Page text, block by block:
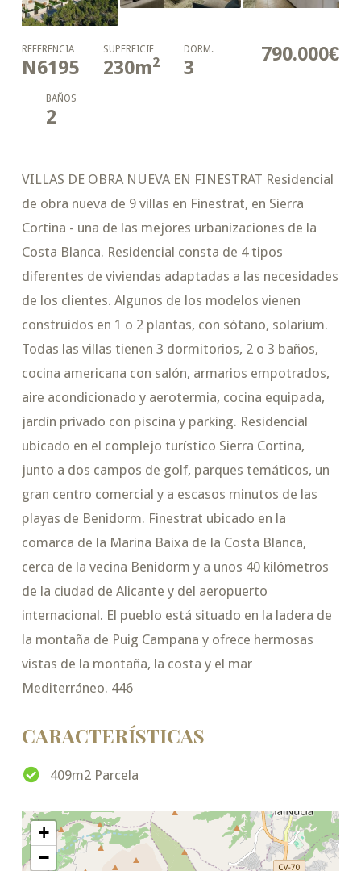
790.000€
REFERENCIA
N6195
SUPERFICIE
230m2
DORM.
3
BAÑOS
2
VILLAS DE OBRA NUEVA EN FINESTRAT Residencial
de obra nueva de 9 villas en Finestrat, en Sierra
Cortina - una de las mejores urbanizaciones de la
Costa Blanca. Residencial consta de 4 tipos
diferentes de viviendas adaptadas a las necesidades
de los clientes. Algunos de los modelos vienen
construidos en 1 o 2 plantas, con sótano, solarium.
Todas las villas tienen 3 dormitorios, 2 o 3 baños,
cocina americana con salón, armarios empotrados,
aire acondicionado y aerotermia, cocina equipada,
jardín privado con piscina y parking. Residencial
ubicado en el complejo turístico Sierra Cortina,
junto a dos campos de golf, parques temáticos, un
gran centro comercial y a escasos minutos de las
playas de Benidorm. Finestrat ubicado en la
comarca de la Marina Baixa de la Costa Blanca,
cerca de la vecina Benidorm y a unos 40 kilómetros
de la ciudad de Alicante y del aeropuerto
internacional. El pueblo está situado en la ladera de
la montaña de Puig Campana y ofrece hermosas
vistas de la montaña, la costa y el mar
Mediterráneo. 446
CARACTERÍSTICAS
409m2 Parcela
+
−